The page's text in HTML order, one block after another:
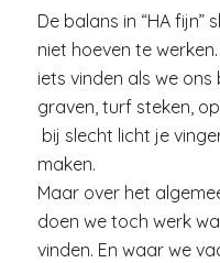
De balans in “HA
niet hoeven te
iets vinden als we
graven, turf steken,
bij slecht licht je
maken.
Maar over het
doen we toch werk
vinden. En waar we